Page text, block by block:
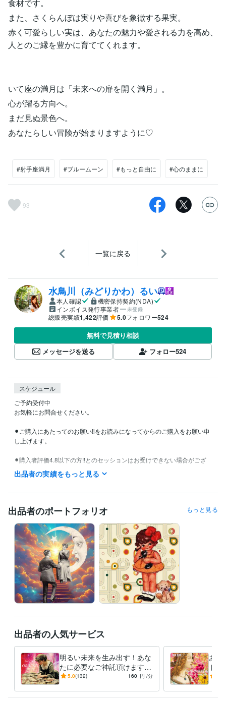
食材です。
また、さくらんぼは実りや喜びを象徴する果実。
赤く可愛らしい実は、あなたの魅力や愛される力を高め、
人とのご縁を豊かに育ててくれます。
いて座の満月は「未来への扉を開く満月」。
心が躍る方向へ。
まだ見ぬ景色へ。
あなたらしい冒険が始まりますように♡
#射手座満月 #ブルームーン #もっと自由に #心のままに
93
一覧に戻る
水鳥川（みどりかわ）るい
本人確認
機密保持契約(NDA)
インボイス発行事業者
未登録
総販売実績1,422評価 5.0フォロワー524
無料で見積り相談
メッセージを送る
フォロー524
スケジュール
ご予約受付中
お気軽にお問合せください。
⚫︎ご購入にあたってのお願い‼️をお読みになってからのご購入をお願い申
し上げます。
⚫︎購入者評価4.8以下の方‼️とのセッションはお受けできない場合がござ
います。
⚫︎ココナラご新規様‼️購入者評価のついていない方‼️とのセッションはお
『今すぐ相談』のご購入は
毎時20分〜24分、50分〜54分を
避けて頂けますと、助かります。自動キャンセル等でご迷惑をお掛けす
ることが無くなります。（システム上）
『今すぐ相談』はシステム上、ドタキャン不可！となります。
ご購入にあたってのお願いをお読みにならずにご購入され、セッション
不可の場合でも、数秒で結構ですのでお電話に出て頂くカタチとなりま
す。
予約購入して頂いた際は、ご希望のお時間
お知らせください。
＊ご予約での発信はシステム上毎時00〜、30〜
調整し、対応いたします。
出品者の実績をもっと見る
出品者のポートフォリオ もっと見る
出品者の人気サービス
明るい未来を生み出す！あな
たに必要なご神託頂けます
☆神秘的な引力の法則☆今す
けします
5.0(132) 160 円 /分
お相
ト+
け